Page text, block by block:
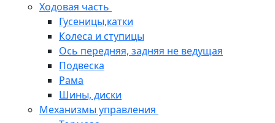
Ходовая часть
Гусеницы,катки
Колеса и ступицы
Ось передняя, задняя не ведущая
Подвеска
Рама
Шины, диски
Механизмы управления